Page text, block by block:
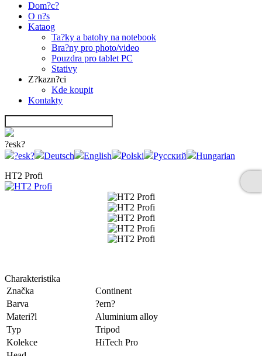
Dom?c?
O n?s
Kataog
Ta?ky a batohy na notebook
Bra?ny pro photo/video
Pouzdra pro tablet PC
Stativy
Z?kazn?ci
Kde koupit
Kontakty
?esk?
?esk?
Deutsch English Polski Русский
Hungarian
HT2 Profi
Charakteristika
Značka
Continent
Barva
?ern?
Materi?l
Aluminium alloy
Typ
Tripod
Kolekce
HiTech Pro